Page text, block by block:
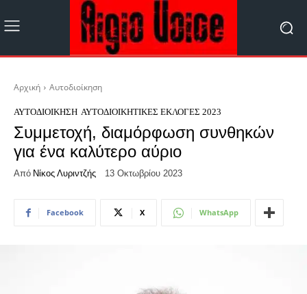
Αρχική Αυτοδιοίκηση
ΑΥΤΟΔΙΟΊΚΗΣΗ ΑΥΤΟΔΙΟΙΚΗΤΙΚΈΣ ΕΚΛΟΓΈΣ 2023
Συμμετοχή, διαμόρφωση συνθηκών
για ένα καλύτερο αύριο
Από Νίκος Λυριντζής 13 Οκτωβρίου 2023
Facebook X WhatsApp